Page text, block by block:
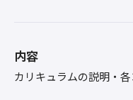
内容
カリキュラムの説明・